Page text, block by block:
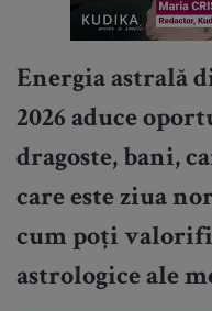
Energia astrală
2026 aduce
dragoste, bani,
care este ziua
cum poți
astrologice ale